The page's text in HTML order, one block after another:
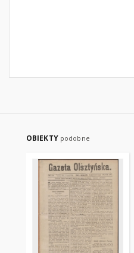
OBIEKTY podobne